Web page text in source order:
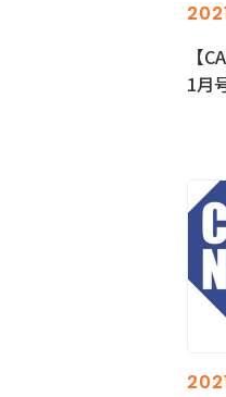
【
1月